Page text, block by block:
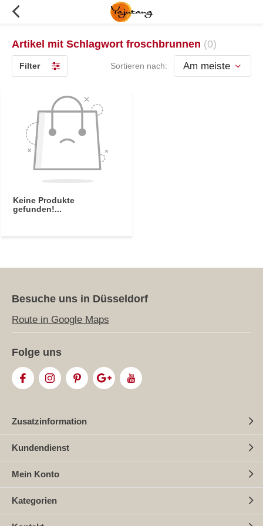
Artikel mit Schlagwort froschbrunnen (0)
Filter Sortieren nach:
Keine Produkte
gefunden!...
Besuche uns in Düsseldorf
Route in Google Maps
Folge uns
Zusatzinformation
Kundendienst
Mein Konto
Kategorien